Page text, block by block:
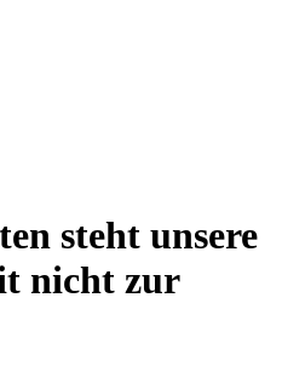
steht unsere
nicht zur